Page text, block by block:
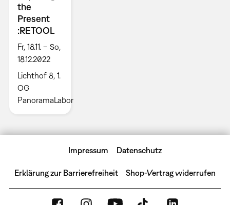
the
Present
:RETOOL
Fr, 18.11. – So,
18.12.2022
Lichthof 8, 1.
OG
PanoramaLabor
Impressum Datenschutz
Erklärung zur Barrierefreiheit Shop-Vertrag widerrufen